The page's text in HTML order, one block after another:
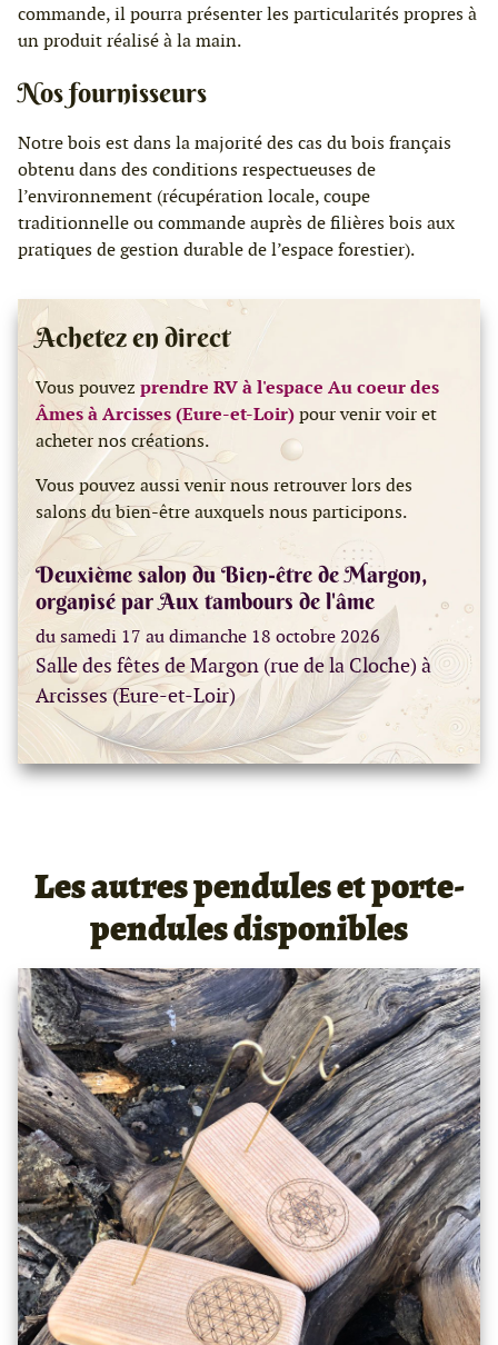
commande, il pourra présenter les particularités propres à
un produit réalisé à la main.
Nos fournisseurs
Notre bois est dans la majorité des cas du bois français
obtenu dans des conditions respectueuses de
l’environnement (récupération locale, coupe
traditionnelle ou commande auprès de filières bois aux
pratiques de gestion durable de l’espace forestier).
Achetez en direct
Vous pouvez prendre RV à l'espace Au coeur des
Âmes à Arcisses (Eure-et-Loir)pour venir voir et
acheter nos créations.
Vous pouvez aussi venir nous retrouver lors des
salons du bien-être auxquels nous participons.
Deuxième salon du Bien-être de Margon,
organisé par Aux tambours de l'âme
du samedi 17 au dimanche 18 octobre 2026
Salle des fêtes de Margon (rue de la Cloche) à
Arcisses (Eure-et-Loir)
Les autres pendules et porte-
pendules disponibles